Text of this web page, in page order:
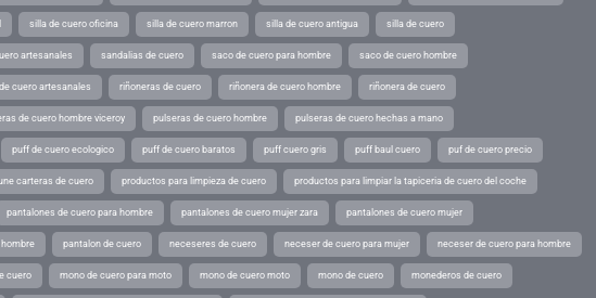
silla de cuero oficina silla de cuero marron silla de cuero antigua silla de cuero
artesanales sandalias de cuero saco de cuero para hombre saco de cuero hombre
cuero artesanales riñoneras de cuero riñonera de cuero hombre riñonera de cuero
de cuero hombre viceroy pulseras de cuero hombre pulseras de cuero hechas a mano
puff de cuero ecologico puff de cuero baratos puff cuero gris puff baul cuero puf de cuero precio
carteras de cuero productos para limpieza de cuero productos para limpiar la tapiceria de cuero del coche
pantalones de cuero para hombre pantalones de cuero mujer zara pantalones de cuero mujer
pantalon de cuero neceseres de cuero neceser de cuero para mujer neceser de cuero para hombre
cuero mono de cuero para moto mono de cuero moto mono de cuero monederos de cuero